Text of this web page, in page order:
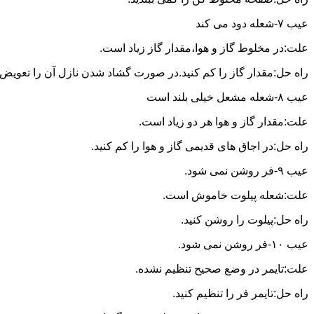
عیب ۷-شعله دود می کند
علت:در مخلوط گاز و هوا،مقدار گاز زیاد است.
راه حل:مقدار گاز را کم کنید.در صورت گشاد شدن نازل آن را تعویض
عیب ۸-شعله مشعل خیلی بلند است
علت:مقدار گاز و هوا هر دو زیاد است.
راه حل:در اجاق های قدیمی گاز و هوا را کم کنید.
عیب ۹-فر روشن نمی شود.
علت:شعله پیلوت خاموش است.
راه حل:پیلوت را روشن کنید.
عیب ۱۰-فر روشن نمی شود.
علت:تایمر در وضع صحیح تنظیم نشده.
راه حل:تایمر فر را تنظیم کنید.